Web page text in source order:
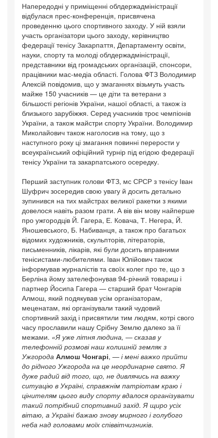
Напередодні у приміщенні облдержадміністрації
відбулася прес-конференція, присвячена
проведенню цього спортивного заходу. У ній взяли
участь організатори цього заходу, керівництво
федерації тенісу Закарпаття, Департаменту освіти,
науки, спорту та молоді облдержадміністрації,
представники від громадських організацій, спонсори,
працівники мас-медіа області. Голова ФТЗ Володимир
Алексій повідомив, що у змаганнях візьмуть участь
майже 150 учасників — це діти та ветерани з
більшості регіонів України, нашої області, а також із
близького зарубіжжя. Серед учасників троє чемпіонів
України, а також майстри спорту України. Володимир
Миколайович також наголосив на тому, що з
наступного року ці змагання повинні перерости у
всеукраїнський офіційний турнір під егідою федерації
тенісу України та закарпатського осередку.
Перший заступник голови ФТЗ, мс СРСР з тенісу Іван
Шуфрич зосередив свою увагу й досить детально
зупинився на тих майстрах великої ракетки з якими
довелося навіть разом грати. А вів він мову найперше
про ужгородців Й. Гагера, Е. Ковача, Т. Негера, Й.
Яношевського, Б. Набиванця, а також про багатьох
відомих художників, скульпторів, літераторів,
письменників, лікарів, які були досить вправними
тенісистами-любителями. Іван Юлійович також
інформував журналістів та своїх колег про те, що з
Берліна йому зателефонував 94-річний товариш і
партнер Йосипа Гагера — старший брат Чонгарів
Алмош, який подякував усім організаторам,
меценатам, які організували такий чудовий
спортивний захід і присвятили тим людям, котрі свого
часу прославили нашу Срібну Землю далеко за її
межами. «Я уже літня людина, — сказав у
телефонній розмові наш колишній земляк з
Ужгорода Алмош Чонгарі, — і мені важко прийти
до рідного Ужгорода на це неординарне свято. Я
дуже радий від того, що, не дивлячись на важку
ситуацію в Україні, справжнім патріотам краю і
цінителям цього виду спорту вдалося організувати
такий потрібний спортивний захід. Я щиро усіх
вітаю, а Україні бажаю знову мирного і голубого
неба над головами моїх співвітчизників.